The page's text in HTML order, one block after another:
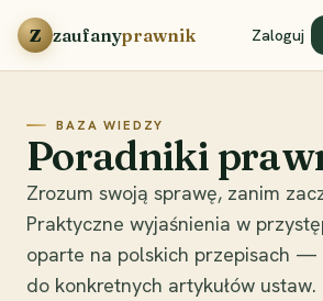
Przejdź do treści
Z zaufanyprawnik Zaloguj
BAZA WIEDZY
Poradniki
Zrozum swoją sprawę, zanim
Praktyczne wyjaśnienia w
oparte na polskich przepisach —
do konkretnych artykułów ustaw.